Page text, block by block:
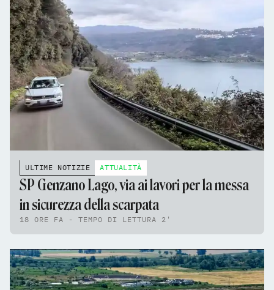
ULTIME NOTIZIE ATTUALITÀ
SP Genzano Lago, via ai lavori per la messa
in sicurezza della scarpata
18 ORE FA - TEMPO DI LETTURA 2'